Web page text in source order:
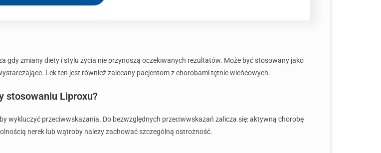
gdy zmiany diety i stylu życia nie przynoszą oczekiwanych rezultatów. Może być stosowany jako
Lek ten jest również zalecany pacjentom z chorobami tętnic wieńcowych.
stosowaniu Liproxu?
wykluczyć przeciwwskazania. Do bezwzględnych przeciwwskazań zalicza się: aktywną chorobę
nerek lub wątroby należy zachować szczególną ostrożność.